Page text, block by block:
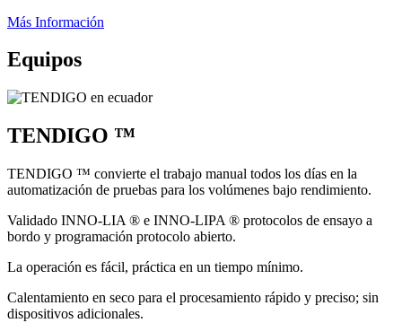
Más Información
Equipos
TENDIGO ™
TENDIGO ™ convierte el trabajo manual todos los días en la
automatización de pruebas para los volúmenes bajo rendimiento.
Validado INNO-LIA ® e INNO-LIPA ® protocolos de ensayo a
bordo y programación protocolo abierto.
La operación es fácil, práctica en un tiempo mínimo.
Calentamiento en seco para el procesamiento rápido y preciso; sin
dispositivos adicionales.